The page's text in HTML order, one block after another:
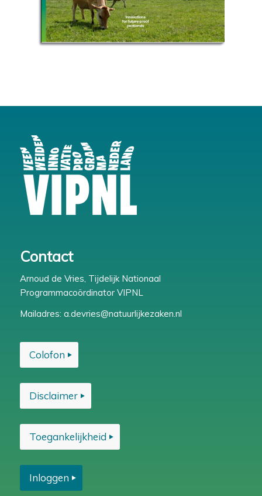
Contact
Arnoud de Vries, Tijdelijk Nationaal
Programmacoördinator VIPNL
Mailadres: a.devries@natuurlijkezaken.nl
Colofon
Disclaimer
Toegankelijkheid
Inloggen